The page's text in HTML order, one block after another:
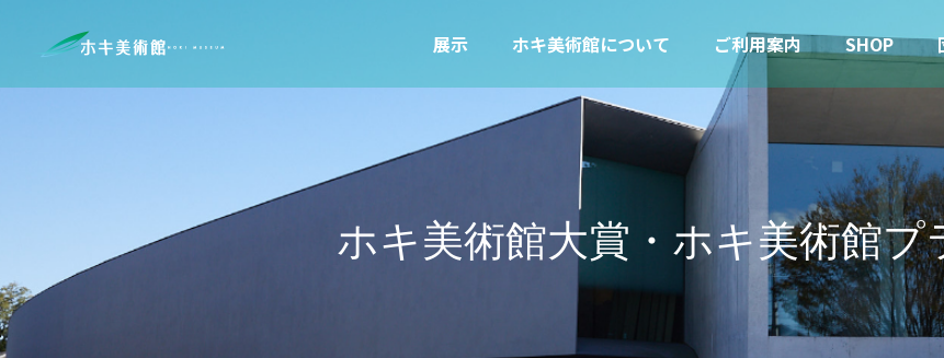
展示 ホキ美術館について ご利用案内 SHOP
ホキ美術館大賞・ホキ美術館プ